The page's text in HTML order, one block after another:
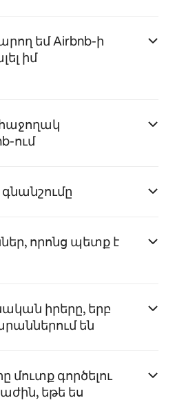
եմ Airbnb-ի
իմ
ում
գնանշումը
որոնց պետք է
իրերը, երբ
են
մուտք գործելու
եթե ես